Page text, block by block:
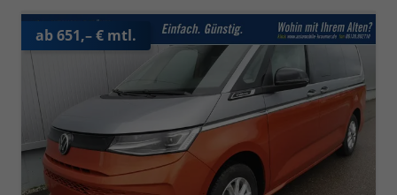
ab 651,– € mtl.